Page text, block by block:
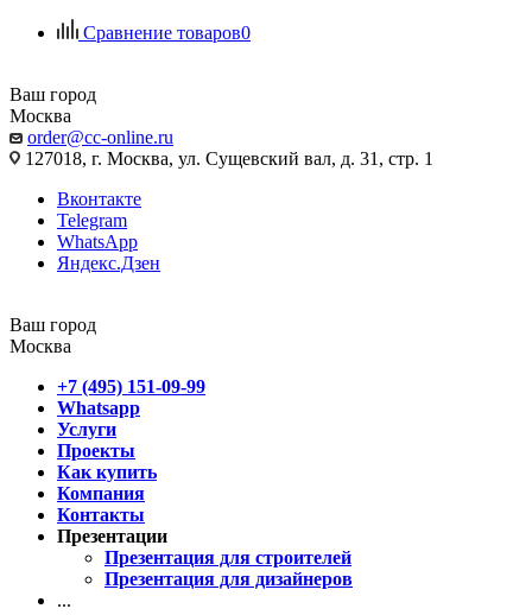
Сравнение товаров0
Ваш город
Москва
order@cc-online.ru
127018, г. Москва, ул. Сущевский вал, д. 31, стр. 1
Вконтакте
Telegram
WhatsApp
Яндекс.Дзен
Ваш город
Москва
+7 (495) 151-09-99
Whatsapp
Услуги
Проекты
Как купить
Компания
Контакты
Презентации
Презентация для строителей
Презентация для дизайнеров
...